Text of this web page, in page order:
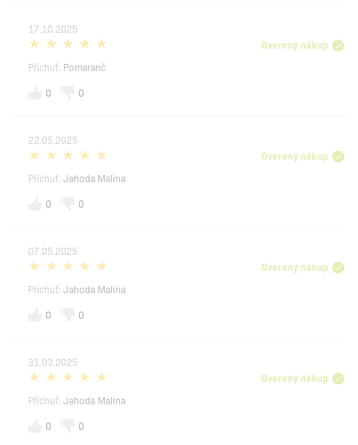
17.10.2025
Overený nákup
Příchuť: Pomaranč
0
0
22.05.2025
Overený nákup
Příchuť: Jahoda Malina
0
0
07.05.2025
Overený nákup
Příchuť: Jahoda Malina
0
0
31.03.2025
Overený nákup
Příchuť: Jahoda Malina
0
0